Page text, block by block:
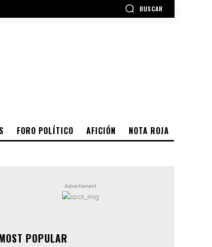
BUSCAR
FORO POLÍTICO AFICIÓN NOTA ROJA
Advertisment
POPULAR